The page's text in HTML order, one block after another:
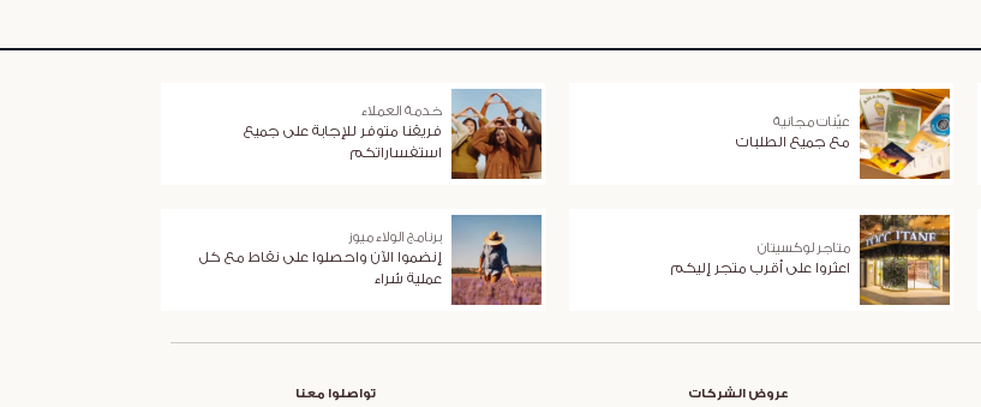
عيّنات مجانية
مع جميع الطلبات
خدمة العملاء
فريقنا متوفر للإجابة على جميع
استفساراتكم
متاجر لوكسيتان
اعثروا على أقرب متجر إليكم
برنامج الولاء ميوز
إنضموا الآن واحصلوا على نقاط مع كل
عملية شراء
عروض الشركات تواصلوا معنا